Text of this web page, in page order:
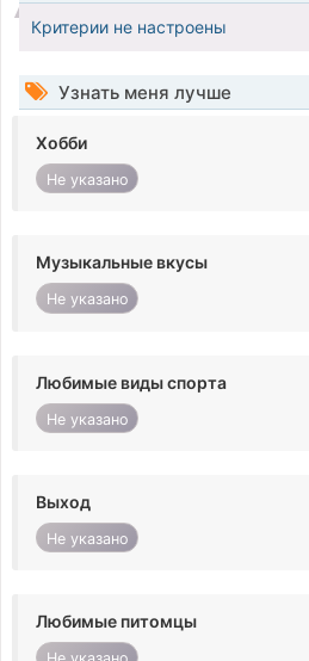
Критерии не настроены
Узнать меня лучше
Хобби
Не указано
Музыкальные вкусы
Не указано
Любимые виды спорта
Не указано
Выход
Не указано
Любимые питомцы